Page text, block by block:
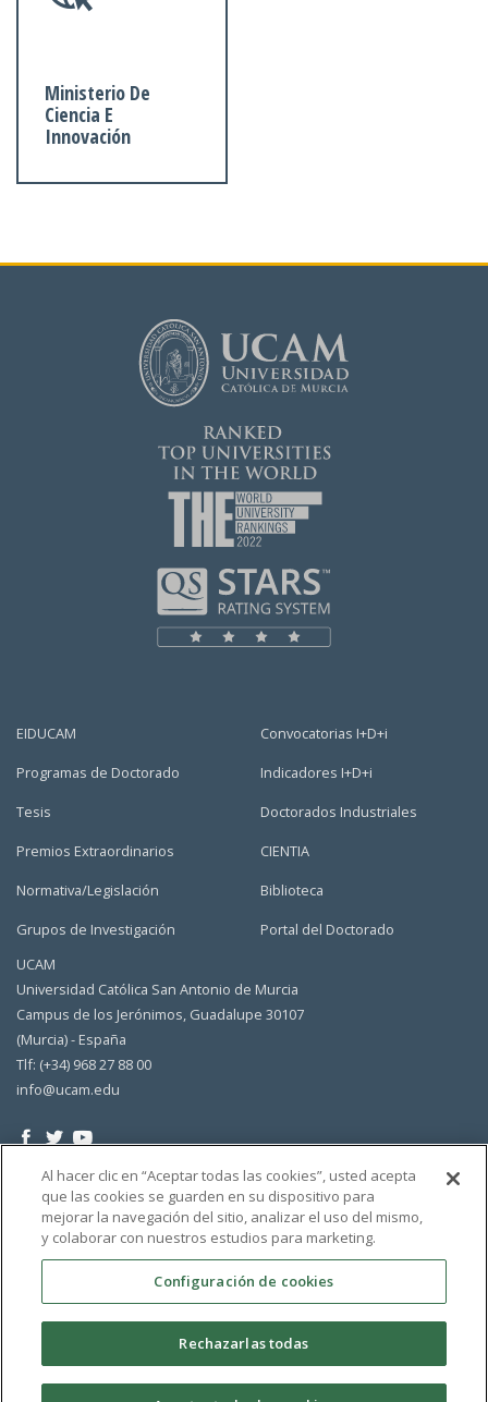
Ministerio De
Ciencia E
Innovación
EIDUCAM
Programas de Doctorado
Tesis
Premios Extraordinarios
Normativa/Legislación
Grupos de Investigación
Convocatorias I+D+i
Indicadores I+D+i
Doctorados Industriales
CIENTIA
Biblioteca
Portal del Doctorado
UCAM
Universidad Católica San Antonio de Murcia
Campus de los Jerónimos, Guadalupe 30107
(Murcia) - España
Tlf: (+34) 968 27 88 00
info@ucam.edu
Al hacer clic en “Aceptar todas las cookies”, usted acepta
que las cookies se guarden en su dispositivo para
mejorar la navegación del sitio, analizar el uso del mismo,
y colaborar con nuestros estudios para marketing.
Configuración de cookies
Rechazarlas todas